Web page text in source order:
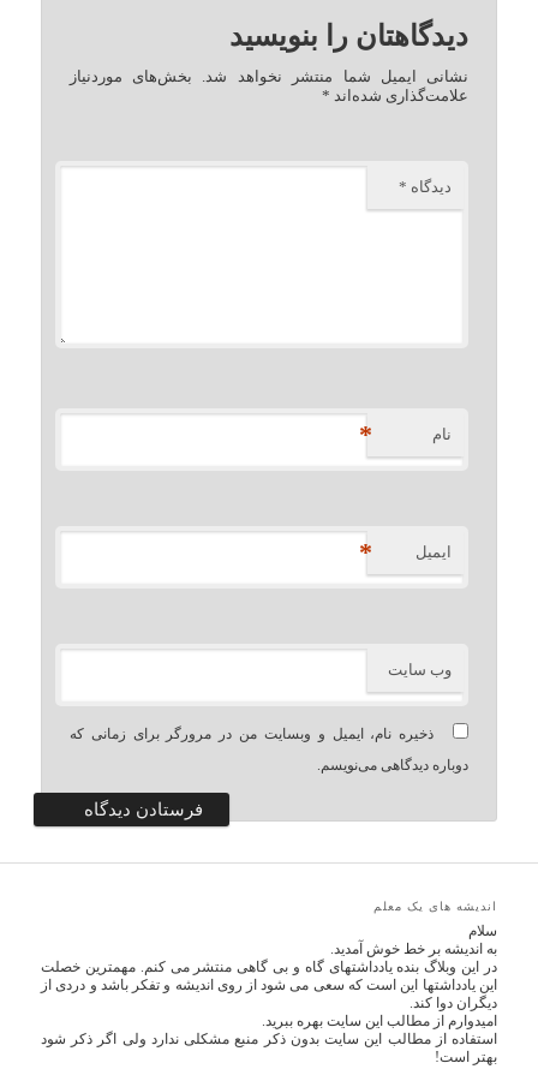
دیدگاهتان را بنویسید
نشانی ایمیل شما منتشر نخواهد شد.
بخش‌های موردنیاز
علامت‌گذاری شده‌اند *
دیدگاه *
نام *
ایمیل *
وب‌ سایت
ذخیره نام، ایمیل و وبسایت من در مرورگر برای زمانی که
دوباره دیدگاهی می‌نویسم.
اندیشه های یک معلم
سلام
به اندیشه بر خط خوش آمدید.
در این وبلاگ بنده یادداشتهای گاه و بی گاهی منتشر می کنم. مهمترین خصلت
این یادداشتها این است که سعی می شود از روی اندیشه و تفکر باشد و دردی از
دیگران دوا کند.
امیدوارم از مطالب این سایت بهره ببرید.
استفاده از مطالب این سایت بدون ذکر منبع مشکلی ندارد ولی اگر ذکر شود
بهتر است!